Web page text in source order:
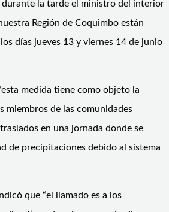
durante la tarde el ministro del interior
Región de Coquimbo están
días jueves 13 y viernes 14 de junio
medida tiene como objeto la
miembros de las comunidades
en una jornada donde se
de precipitaciones debido al sistema
que “el llamado es a los